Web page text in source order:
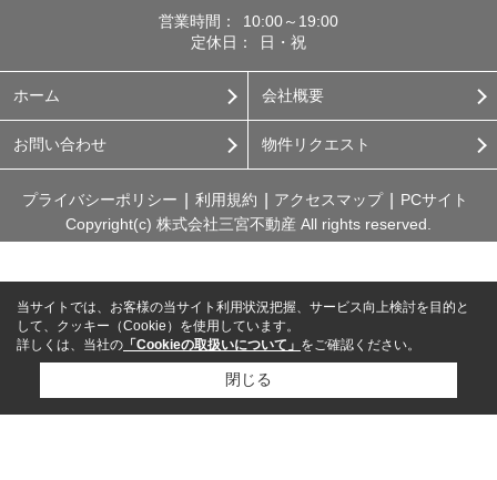
営業時間：
10:00～19:00
定休日：
日・祝
ホーム 会社概要
お問い合わせ 物件リクエスト
プライバシーポリシー 利用規約 アクセスマップ
PCサイト
Copyright(c) 株式会社三宮不動産 All rights reserved.
当サイトでは、お客様の当サイト利用状況把握、サービス向上検討を目的と
して、クッキー（Cookie）を使用しています。
詳しくは、当社の 「Cookieの取扱いについて」 をご確認ください。
閉じる